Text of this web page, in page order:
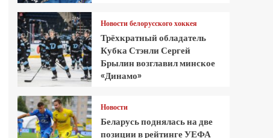
Новости белорусского хоккея
Трёхкратный обладатель
Кубка Стэнли Сергей
Брылин возглавил минское
«Динамо»
Новости
Беларусь поднялась на две
позиции в рейтинге УЕФА